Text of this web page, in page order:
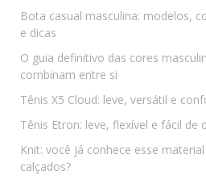
Bota casual masculina: modelos,
e dicas
O guia definitivo das cores
combinam entre si
Tênis X5 Cloud: leve, versátil e
Tênis Etron: leve, flexível e fácil de
Knit: você já conhece esse
calçados?